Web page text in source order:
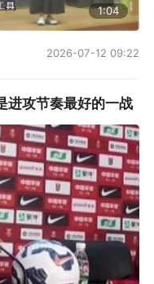
1:04
2026-07-12 09:22
进攻节奏最好的一战